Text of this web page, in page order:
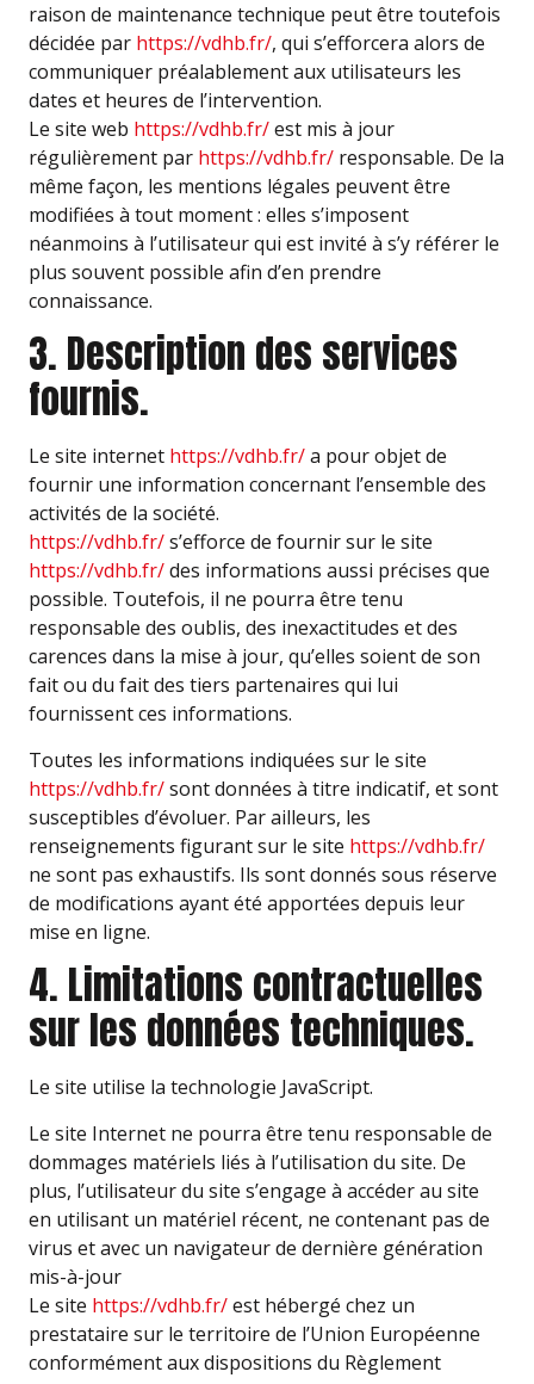
raison de maintenance technique peut être toutefois
décidée par https://vdhb.fr/, qui s’efforcera alors de
communiquer préalablement aux utilisateurs les
dates et heures de l’intervention.
Le site web https://vdhb.fr/est mis à jour
régulièrement par https://vdhb.fr/ responsable. De la
même façon, les mentions légales peuvent être
modifiées à tout moment : elles s’imposent
néanmoins à l’utilisateur qui est invité à s’y référer le
plus souvent possible afin d’en prendre
connaissance.
3. Description des services
fournis.
Le site internet https://vdhb.fr/a pour objet de
fournir une information concernant l’ensemble des
activités de la société.
https://vdhb.fr/s’efforce de fournir sur le site
https://vdhb.fr/des informations aussi précises que
possible. Toutefois, il ne pourra être tenu
responsable des oublis, des inexactitudes et des
carences dans la mise à jour, qu’elles soient de son
fait ou du fait des tiers partenaires qui lui
fournissent ces informations.
Toutes les informations indiquées sur le site
https://vdhb.fr/sont données à titre indicatif, et sont
susceptibles d’évoluer. Par ailleurs, les
renseignements figurant sur le site https://vdhb.fr/
ne sont pas exhaustifs. Ils sont donnés sous réserve
de modifications ayant été apportées depuis leur
mise en ligne.
4. Limitations contractuelles
sur les données techniques.
Le site utilise la technologie JavaScript.
Le site Internet ne pourra être tenu responsable de
dommages matériels liés à l’utilisation du site. De
plus, l’utilisateur du site s’engage à accéder au site
en utilisant un matériel récent, ne contenant pas de
virus et avec un navigateur de dernière génération
mis-à-jour
Le site https://vdhb.fr/est hébergé chez un
prestataire sur le territoire de l’Union Européenne
conformément aux dispositions du Règlement